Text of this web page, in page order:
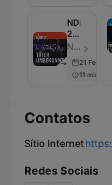
NDR
2 -
Täter
Unbekannt
NDR 2 - Episódio 16
21 Feb
11 min
Contatos
Sítio Internet
Redes Sociais